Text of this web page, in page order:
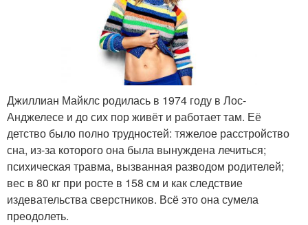
Джиллиан Майклс родилась в 1974 году в Лос-
Анджелесе и до сих пор живёт и работает там. Её
детство было полно трудностей: тяжелое расстройство
сна, из-за которого она была вынуждена лечиться;
психическая травма, вызванная разводом родителей;
вес в 80 кг при росте в 158 см и как следствие
издевательства сверстников. Всё это она сумела
преодолеть.